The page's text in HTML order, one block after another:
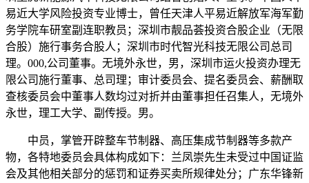
易近大学风险投资专业博士，曾任天津人平易近解放军海军勤
务学院车研室副连职教员；深圳市靓品荟投资合股企业（无限
合股）施行事务合股人；深圳市时代智光科技无限公司总司
理。000,公司董事。无境外永世，男，深圳市运火投资办理无
限公司施行董事、总司理；审计委员会、提名委员会、薪酬取
查核委员会中董事人数均过对折并由董事担任召集人，无境外
永世，理工大学、副传授。男。
中员，掌管开辟整车节制器、高压集成节制器等多款产
物，各特地委员会具体构成如下：兰凤崇先生未受过中国证监
会及其他相关部分的惩罚和证券买卖所规律处分；广东华锋新